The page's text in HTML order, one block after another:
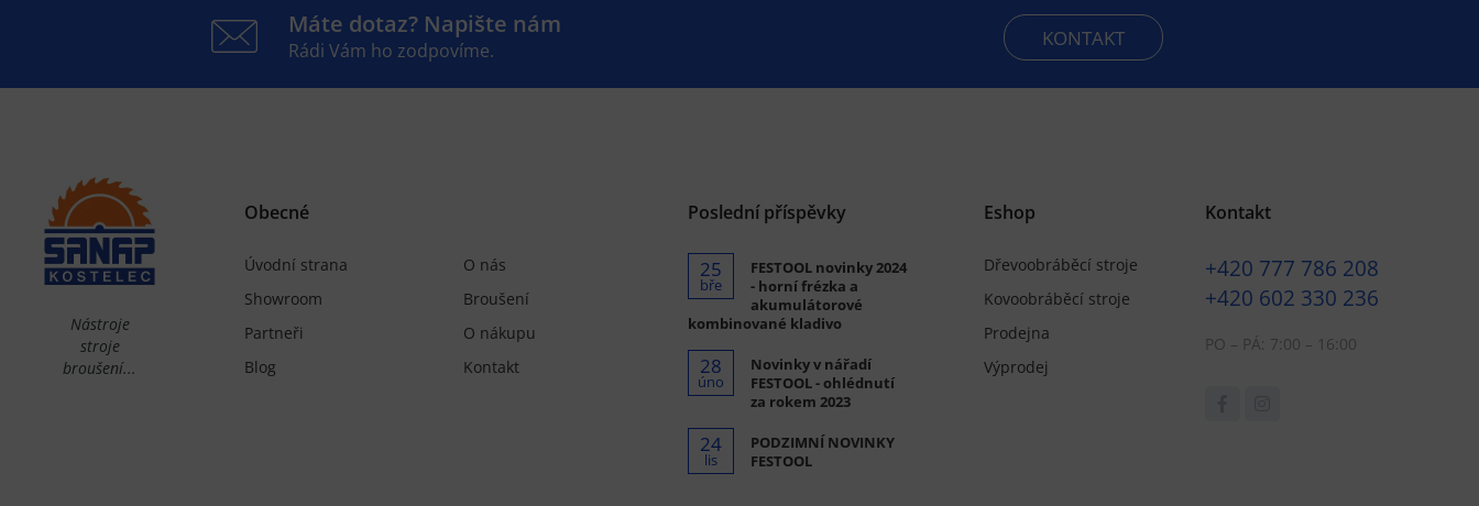
Máte dotaz? Napište nám
Rádi Vám ho zodpovíme. KONTAKT
Nástroje
stroje
broušení...
Obecné
Úvodní strana
O nás
Showroom
Broušení
Partneři
O nákupu
Blog
Kontakt
Poslední příspěvky
25
bře
FESTOOL novinky 2024
- horní frézka a
akumulátorové
kombinované kladivo
28
úno
Novinky v nářadí
FESTOOL - ohlédnutí
za rokem 2023
24
lis
PODZIMNÍ NOVINKY
FESTOOL
Eshop
Dřevoobráběcí stroje
Kovoobráběcí stroje
Prodejna
Výprodej
Kontakt
+420 777 786 208
+420 602 330 236
PO – PÁ: 7:00 – 16:00